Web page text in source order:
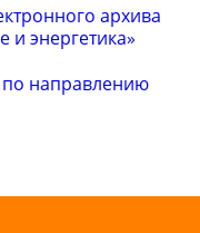
архива
энергетика»
по направлению